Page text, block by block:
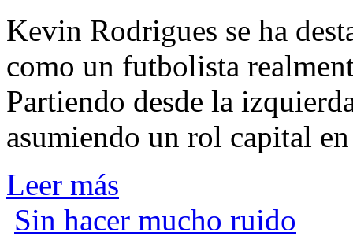
Kevin Rodrigues se ha
como un futbolista
Partiendo desde la
asumiendo un rol capital
Leer más
Sin hacer mucho ruido